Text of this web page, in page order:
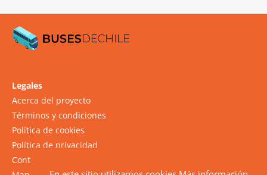
Legales
Acerca del proyecto
Términos y condiciones
Política de cookies
Política de privacidad
Contacto